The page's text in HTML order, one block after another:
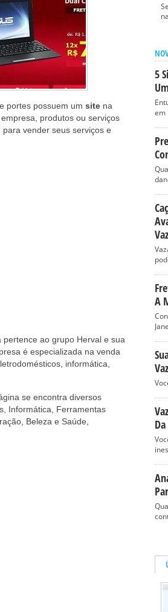
portes possuem um site na
produtos ou serviços
vender seus serviços e
ao grupo Herval e sua
é especializada na venda
informática,
se encontra diversos
Informática, Ferramentas
Beleza e Saúde,
5
em
A